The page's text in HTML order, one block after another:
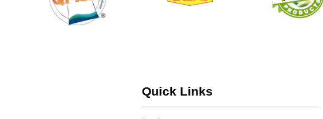
Quick Links